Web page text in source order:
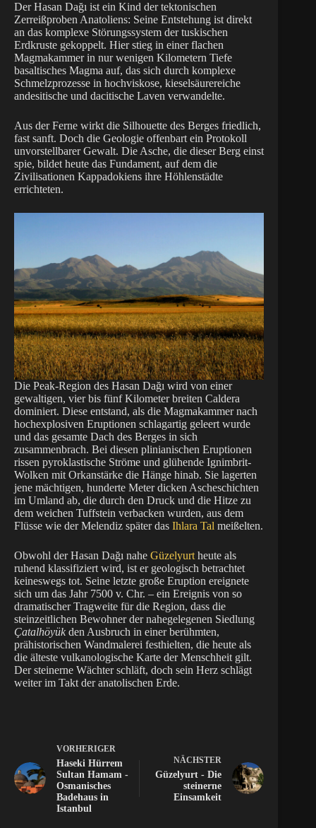
Der Hasan Dağı ist ein Kind der tektonischen
Zerreißproben Anatoliens: Seine Entstehung ist direkt
an das komplexe Störungssystem der tuskischen
Erdkruste gekoppelt. Hier stieg in einer flachen
Magmakammer in nur wenigen Kilometern Tiefe
basaltisches Magma auf, das sich durch komplexe
Schmelzprozesse in hochviskose, kieselsäurereiche
andesitische und dacitische Laven verwandelte.
Aus der Ferne wirkt die Silhouette des Berges friedlich,
fast sanft. Doch die Geologie offenbart ein Protokoll
unvorstellbarer Gewalt. Die Asche, die dieser Berg einst
spie, bildet heute das Fundament, auf dem die
Zivilisationen Kappadokiens ihre Höhlenstädte
errichteten.
Die Peak-Region des Hasan Dağı wird von einer
gewaltigen, vier bis fünf Kilometer breiten Caldera
dominiert. Diese entstand, als die Magmakammer nach
hochexplosiven Eruptionen schlagartig geleert wurde
und das gesamte Dach des Berges in sich
zusammenbrach. Bei diesen plinianischen Eruptionen
rissen pyroklastische Ströme und glühende Ignimbrit-
Wolken mit Orkanstärke die Hänge hinab. Sie lagerten
jene mächtigen, hunderte Meter dicken Ascheschichten
im Umland ab, die durch den Druck und die Hitze zu
dem weichen Tuffstein verbacken wurden, aus dem
Flüsse wie der Melendiz später das Ihlara Tal meißelten.
Obwohl der Hasan Dağı nahe Güzelyurtheute als
ruhend klassifiziert wird, ist er geologisch betrachtet
keineswegs tot. Seine letzte große Eruption ereignete
sich um das Jahr 7500 v. Chr. – ein Ereignis von so
dramatischer Tragweite für die Region, dass die
steinzeitlichen Bewohner der nahegelegenen Siedlung
Çatalhöyük den Ausbruch in einer berühmten,
prähistorischen Wandmalerei festhielten, die heute als
die älteste vulkanologische Karte der Menschheit gilt.
Der steinerne Wächter schläft, doch sein Herz schlägt
weiter im Takt der anatolischen Erde.
VORHERIGER
Haseki Hürrem
Sultan Hamam -
Osmanisches
Badehaus in
Istanbul
NÄCHSTER
Güzelyurt - Die
steinerne
Einsamkeit